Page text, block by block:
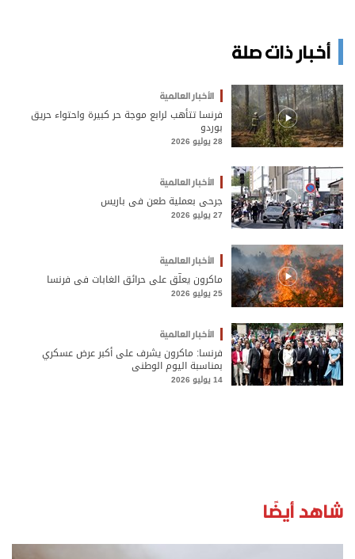
أخبار ذات صلة
الأخبار العالمية
فرنسا تتأهب لرابع موجة حر كبيرة واحتواء حريق
بوردو
28 يوليو 2026
الأخبار العالمية
جرحى بعملية طعن في باريس
27 يوليو 2026
الأخبار العالمية
ماكرون يعلّق على حرائق الغابات في فرنسا
25 يوليو 2026
الأخبار العالمية
فرنسا: ماكرون يشرف على أكبر عرض عسكري
بمناسبة اليوم الوطني
14 يوليو 2026
شاهد أيضًا